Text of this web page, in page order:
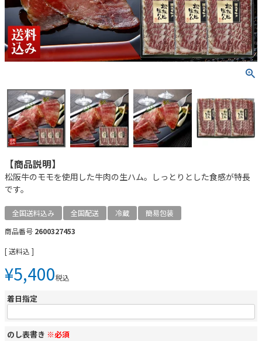
【商品説明】
松阪牛のモモを使用した牛肉の生ハム。しっとりとした食感が特長
です。
全国送料込み 全国配送 冷蔵
簡易包装
商品番号 2600327453
送料込
¥5,400税込
着日指定
のし表書き ※必須